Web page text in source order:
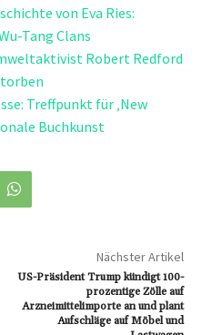
von Eva Ries:
Tang Clans
Robert Redford
Treffpunkt für ‚New
Buchkunst
Nächster Artikel
US-Präsident Trump kündigt 100-
prozentige Zölle auf
Arzneimittelimporte an und plant
Aufschläge auf Möbel und